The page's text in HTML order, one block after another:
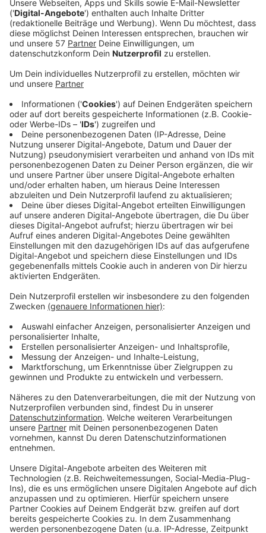
Anzeige
Ellie Goulding gibt einen weiteren Einblick in ihr neues
Album “Higher Than Heaven“: Mit ihrer neuen Single
“Like A Saviour“ liefert sie einen Popsong, wie man es
von ihr kennt. Angetrieben von einer Basslinie, die auf
80er-Jahre-Synthies trifft, singt Goulding über eine
Person, die in ihr Leben getanzt ist, während sie sich
von einer dunklen Zeit ihres Lebens erholt. Das
spiegelt sich auch im Musikvideo wider: Dort sind die
Sängerin und einige Tänzer und Tänzerinnen in der
Wüste gestrandet und kämpfen tanzend gegen die
Landschaft an.
Anzeige
Wir benötigen Ihre
Zustimmung, um den YouTube
Video-Service zu laden!
Wir verwenden einen Service eines
Drittanbieters, um Videoinhalte
einzubetten. Dieser Service kann
Daten zu Ihren Aktivitäten
Details durch und stimmen Sie der
Nutzung des Service zu, um dieses
Video anzusehen.
Akzeptieren
powered byUsercentrics Consent
Management Platform
Die neue Single "Like A Saviour" von Ellie Golding.
Anzeige